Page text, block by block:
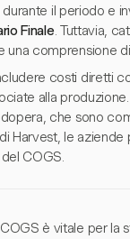
il periodo e
Finale. Tuttavia,
una comprensione
costi diretti
alla
che sono
Harvest, le
COGS.
è vitale per la